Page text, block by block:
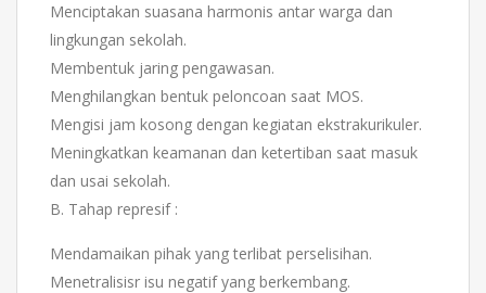
Menciptakan suasana harmonis antar warga dan
lingkungan sekolah.
Membentuk jaring pengawasan.
Menghilangkan bentuk peloncoan saat MOS.
Mengisi jam kosong dengan kegiatan ekstrakurikuler.
Meningkatkan keamanan dan ketertiban saat masuk
dan usai sekolah.
B. Tahap represif :
Mendamaikan pihak yang terlibat perselisihan.
Menetralisisr isu negatif yang berkembang.